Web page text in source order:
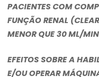
PACIENTES COM
FUNÇÃO RENAL
MENOR QUE 30 ML/
EFEITOS SOBRE A
E/OU OPERAR